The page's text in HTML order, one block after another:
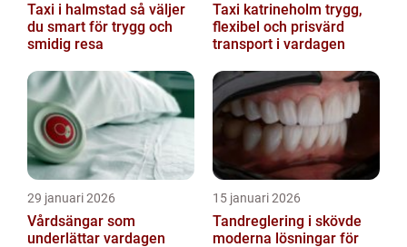
Taxi i halmstad så väljer
du smart för trygg och
smidig resa
Taxi katrineholm trygg,
flexibel och prisvärd
transport i vardagen
29 januari 2026
Vårdsängar som
underlättar vardagen
15 januari 2026
Tandreglering i skövde
moderna lösningar för